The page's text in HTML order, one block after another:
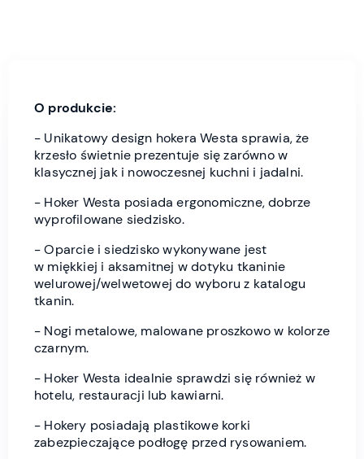
O produkcie:
- Unikatowy design hokera Westa sprawia, że
krzesło świetnie prezentuje się zarówno w
klasycznej jak i nowoczesnej kuchni i jadalni.
- Hoker Westa posiada ergonomiczne, dobrze
wyprofilowane siedzisko.
- Oparcie i siedzisko wykonywane jest
w miękkiej i aksamitnej w dotyku tkaninie
welurowej/welwetowej do wyboru z katalogu
tkanin.
- Nogi metalowe, malowane proszkowo w kolorze
czarnym.
- Hoker Westa idealnie sprawdzi się również w
hotelu, restauracji lub kawiarni.
- Hokery posiadają plastikowe korki
zabezpieczające podłogę przed rysowaniem.